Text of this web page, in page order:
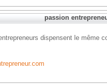
passion
dispensent le